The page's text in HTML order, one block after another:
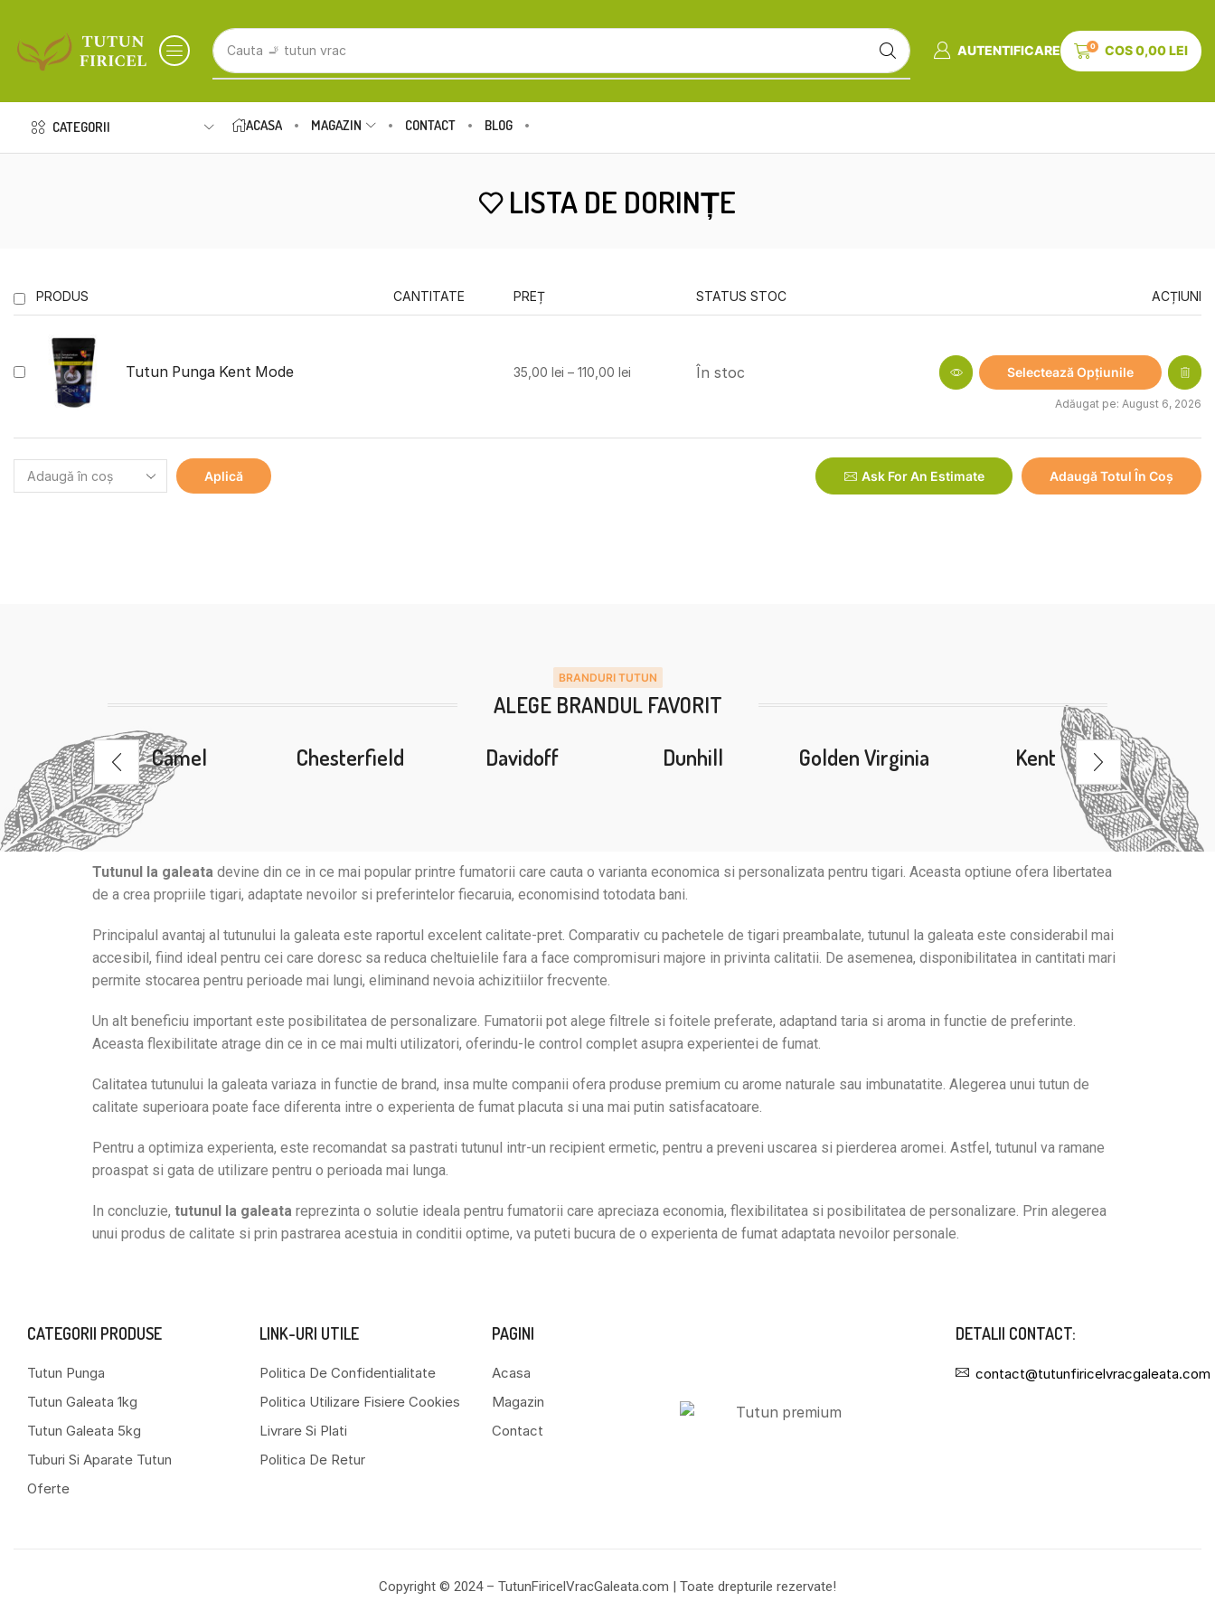
Cauta 🚬 tutun Kent AUTENTIFICARE 0 COS0,00LEI
CATEGORII ACASA MAGAZIN CONTACT BLOG
LISTA DE DORINȚE
PRODUS CANTITATE PREȚ STATUS STOC ACȚIUNI
Tutun Punga Kent Mode 35,00 lei – 110,00 lei În stoc Selectează Opțiunile
Adăugat pe: August 6, 2026
Aplică Ask For An Estimate Adaugă Totul În Coș
BRANDURI TUTUN
ALEGE BRANDUL FAVORIT
Morris
Camel Chesterfield Davidoff Dunhill Golden Virginia Kent
Tutunul la galeata devine din ce in ce mai popular printre fumatorii care cauta o varianta economica si personalizata pentru tigari. Aceasta optiune ofera libertatea
de a crea propriile tigari, adaptate nevoilor si preferintelor fiecaruia, economisind totodata bani.
Principalul avantaj al tutunului la galeata este raportul excelent calitate-pret. Comparativ cu pachetele de tigari preambalate, tutunul la galeata este considerabil mai
accesibil, fiind ideal pentru cei care doresc sa reduca cheltuielile fara a face compromisuri majore in privinta calitatii. De asemenea, disponibilitatea in cantitati mari
permite stocarea pentru perioade mai lungi, eliminand nevoia achizitiilor frecvente.
Un alt beneficiu important este posibilitatea de personalizare. Fumatorii pot alege filtrele si foitele preferate, adaptand taria si aroma in functie de preferinte.
Aceasta flexibilitate atrage din ce in ce mai multi utilizatori, oferindu-le control complet asupra experientei de fumat.
Calitatea tutunului la galeata variaza in functie de brand, insa multe companii ofera produse premium cu arome naturale sau imbunatatite. Alegerea unui tutun de
calitate superioara poate face diferenta intre o experienta de fumat placuta si una mai putin satisfacatoare.
Pentru a optimiza experienta, este recomandat sa pastrati tutunul intr-un recipient ermetic, pentru a preveni uscarea si pierderea aromei. Astfel, tutunul va ramane
proaspat si gata de utilizare pentru o perioada mai lunga.
In concluzie, tutunul la galeata reprezinta o solutie ideala pentru fumatorii care apreciaza economia, flexibilitatea si posibilitatea de personalizare. Prin alegerea
unui produs de calitate si prin pastrarea acestuia in conditii optime, va puteti bucura de o experienta de fumat adaptata nevoilor personale.
CATEGORII PRODUSE
Tutun Punga
Tutun Galeata 1kg
Tutun Galeata 5kg
Tuburi Si Aparate Tutun
Oferte
LINK-URI UTILE
Politica De Confidentialitate
Politica Utilizare Fisiere Cookies
Livrare Si Plati
Politica De Retur
PAGINI
Acasa
Magazin
Contact
DETALII CONTACT:
contact@tutunfiricelvracgaleata.com
Copyright © 2024 – TutunFiricelVracGaleata.com | Toate drepturile rezervate!